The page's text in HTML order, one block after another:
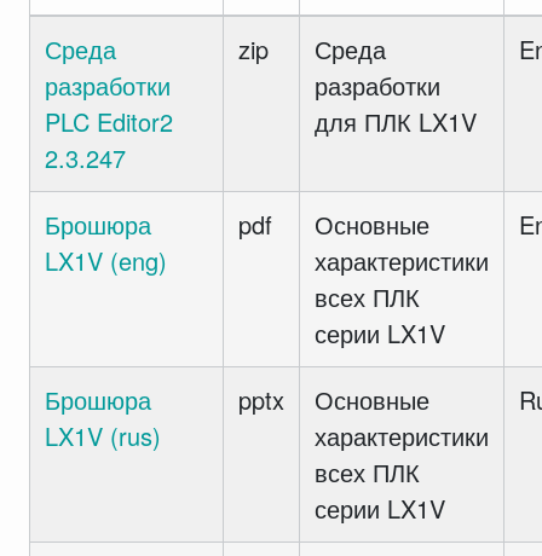
Среда
разработки
PLC Editor2
2.3.247
zip
Среда
разработки
для ПЛК LX1V
Брошюра
LX1V (eng)
pdf
Основные
характеристики
всех ПЛК
серии LX1V
Брошюра
LX1V (rus)
pptx
Основные
характеристики
всех ПЛК
серии LX1V